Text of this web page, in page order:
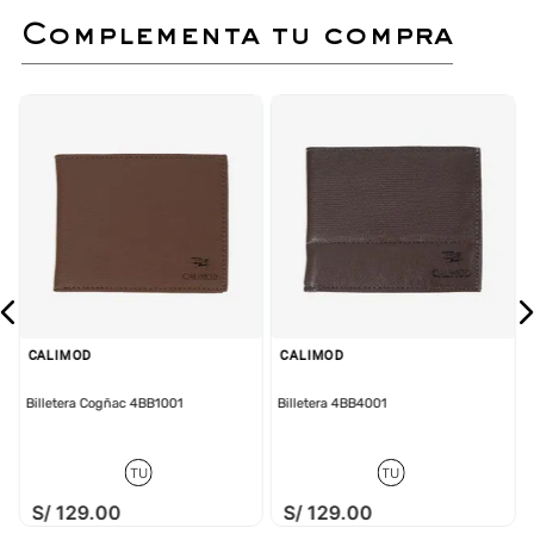
Mocasín de cuero suave y liviano, combinables
con looks casuales y cómodos.
Planta diseñada para mayor comodidad y
resistencia, con propiedades antideslizantes.
Detalles cuidadosamente elaborados,
aplicación metálica y textura suave.
Ideal para cuidar tus calzados
favoritos y mantenerlos como
complementa tu compra
CALIMOD
Billetera Cogñac 4BB1001
TU
S/ 129.00
CALIMOD
Billetera 4BB4001
TU
S/ 129.00